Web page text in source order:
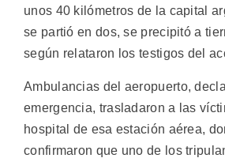
unos 40 kilómetros de la capital
se partió en dos, se precipitó a
según relataron los testigos del
Ambulancias del aeropuerto,
emergencia, trasladaron a las
hospital de esa estación aérea,
confirmaron que uno de los